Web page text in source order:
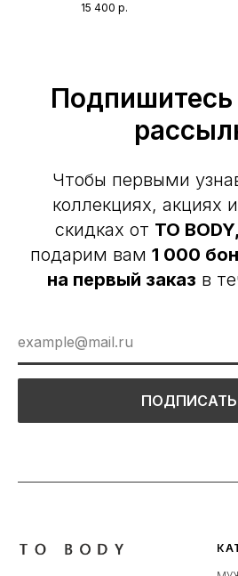
15 400 р.
Чтобы первыми
коллекциях, акциях
скидках от TO BODY,
подарим вам 1 000
на первый заказ в